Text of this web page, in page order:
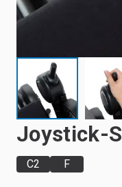
Joystick-
C2 F